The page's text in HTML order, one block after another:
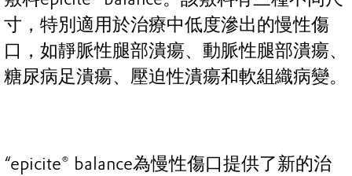
寸，特別適用於治療中低度滲出的慢性傷
口，如靜脈性腿部潰瘍、動脈性腿部潰瘍、
糖尿病足潰瘍、壓迫性潰瘍和軟組織病變。
“epicite® balance為慢性傷口提供了新的治